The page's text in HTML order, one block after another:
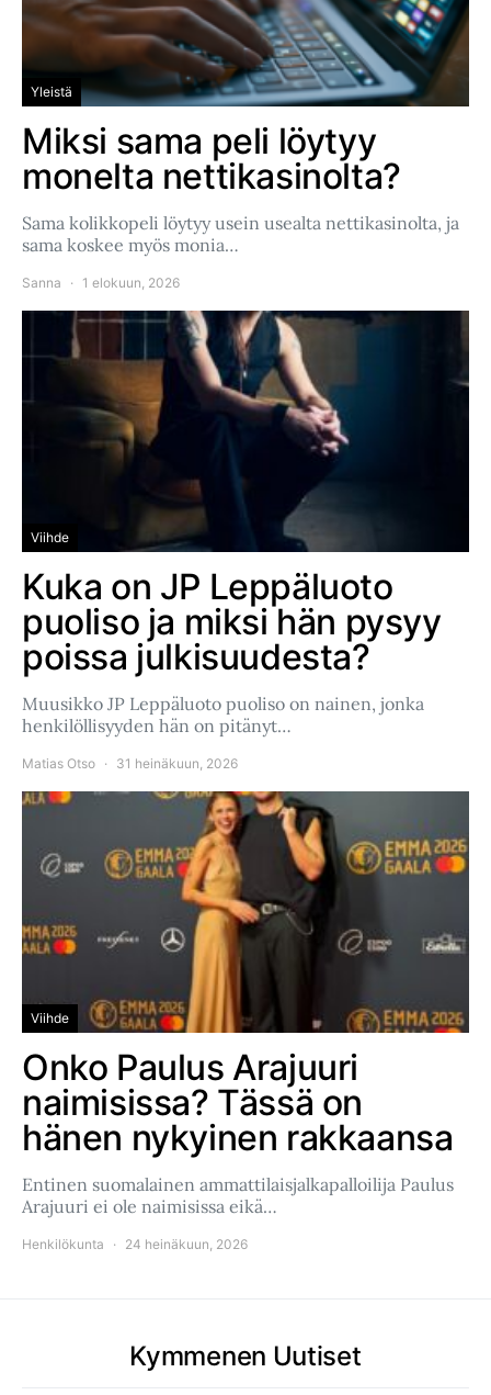
Yleistä
Miksi sama peli löytyy
monelta nettikasinolta?
Sama kolikkopeli löytyy usein usealta nettikasinolta, ja
sama koskee myös monia…
Sanna 1 elokuun, 2026
Viihde
Kuka on JP Leppäluoto
puoliso ja miksi hän pysyy
poissa julkisuudesta?
Muusikko JP Leppäluoto puoliso on nainen, jonka
henkilöllisyyden hän on pitänyt…
Matias Otso 31 heinäkuun, 2026
Viihde
Onko Paulus Arajuuri
naimisissa? Tässä on
hänen nykyinen rakkaansa
Entinen suomalainen ammattilaisjalkapalloilija Paulus
Arajuuri ei ole naimisissa eikä…
Henkilökunta 24 heinäkuun, 2026
Kymmenen Uutiset